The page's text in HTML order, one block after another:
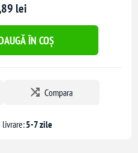
lei
ÎN COȘ
Compara
livrare:5-7 zile